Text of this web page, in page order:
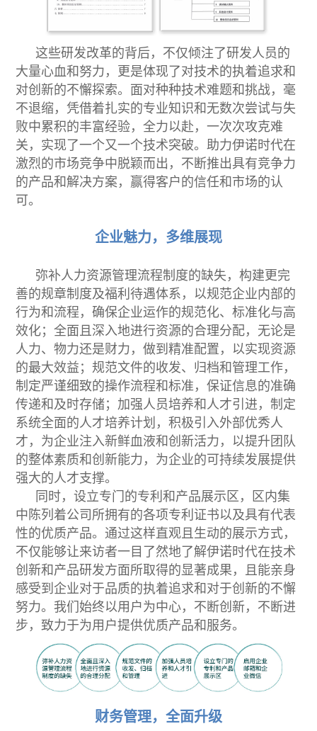
这些研发改革的背后，不仅倾注了研发人员的
大量心血和努力，更是体现了对技术的执着追求和
对创新的不懈探索。面对种种技术难题和挑战，毫
不退缩，凭借着扎实的专业知识和无数次尝试与失
败中累积的丰富经验，全力以赴，一次次攻克难
关，实现了一个又一个技术突破。助力伊诺时代在
激烈的市场竞争中脱颖而出，不断推出具有竞争力
的产品和解决方案，赢得客户的信任和市场的认
可。
企业魅力，多维展现
弥补人力资源管理流程制度的缺失，构建更完
善的规章制度及福利待遇体系，以规范企业内部的
行为和流程，确保企业运作的规范化、标准化与高
效化；全面且深入地进行资源的合理分配，无论是
人力、物力还是财力，做到精准配置，以实现资源
的最大效益；规范文件的收发、归档和管理工作，
制定严谨细致的操作流程和标准，保证信息的准确
传递和及时存储；加强人员培养和人才引进，制定
系统全面的人才培养计划，积极引入外部优秀人
才，为企业注入新鲜血液和创新活力，以提升团队
的整体素质和创新能力，为企业的可持续发展提供
强大的人才支撑。
同时，设立专门的专利和产品展示区，区内集
中陈列着公司所拥有的各项专利证书以及具有代表
性的优质产品。通过这样直观且生动的展示方式，
不仅能够让来访者一目了然地了解伊诺时代在技术
创新和产品研发方面所取得的显著成果，且能亲身
感受到企业对于品质的执着追求和对于创新的不懈
努力。我们始终以用户为中心，不断创新，不断进
步，致力于为用户提供优质产品和服务。
财务管理，全面升级